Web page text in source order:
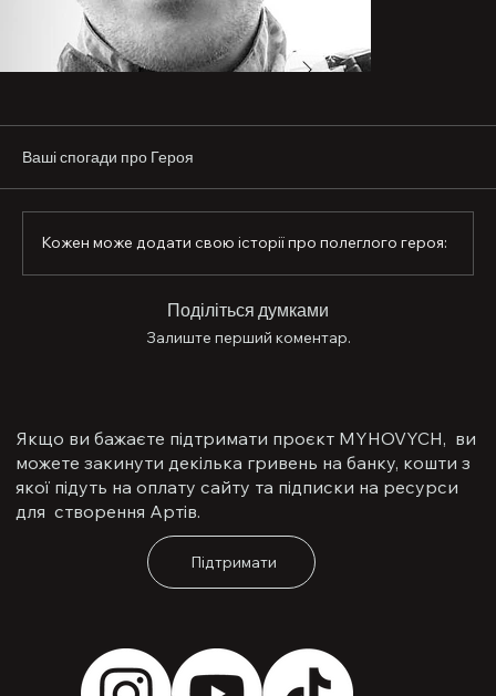
Ваші спогади про Героя
Кожен може додати свою історії про полеглого героя:
Поділіться думками
Залиште перший коментар.
Якщо ви бажаєте підтримати проєкт MYHOVYCH, ви
можете закинути декілька гривень на банку, кошти з
якої підуть на оплату сайту та підписки на ресурси
для створення Артів.
Підтримати